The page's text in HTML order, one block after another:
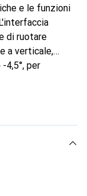
e le funzioni
di ruotare
a verticale,
4,5°, per